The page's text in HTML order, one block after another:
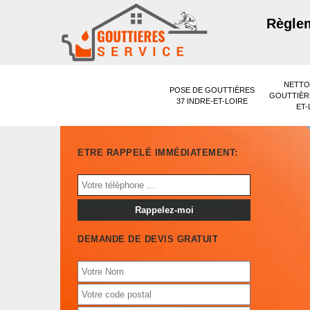
POSE DE GOUTTIÈRES
37 INDRE-ET-LOIRE
ET-
ETRE RAPPELÉ IMMÉDIATEMENT:
DEMANDE DE DEVIS GRATUIT